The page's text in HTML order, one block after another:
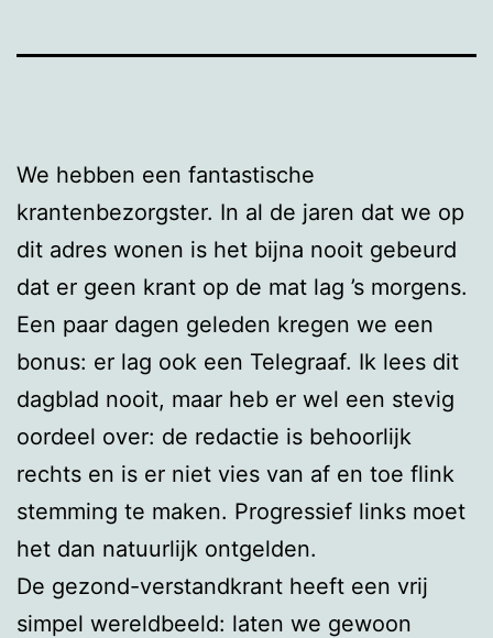
We hebben een fantastische
krantenbezorgster. In al de jaren dat we op
dit adres wonen is het bijna nooit gebeurd
dat er geen krant op de mat lag ’s morgens.
Een paar dagen geleden kregen we een
bonus: er lag ook een Telegraaf. Ik lees dit
dagblad nooit, maar heb er wel een stevig
oordeel over: de redactie is behoorlijk
rechts en is er niet vies van af en toe flink
stemming te maken. Progressief links moet
het dan natuurlijk ontgelden.
De gezond-verstandkrant heeft een vrij
simpel wereldbeeld: laten we gewoon